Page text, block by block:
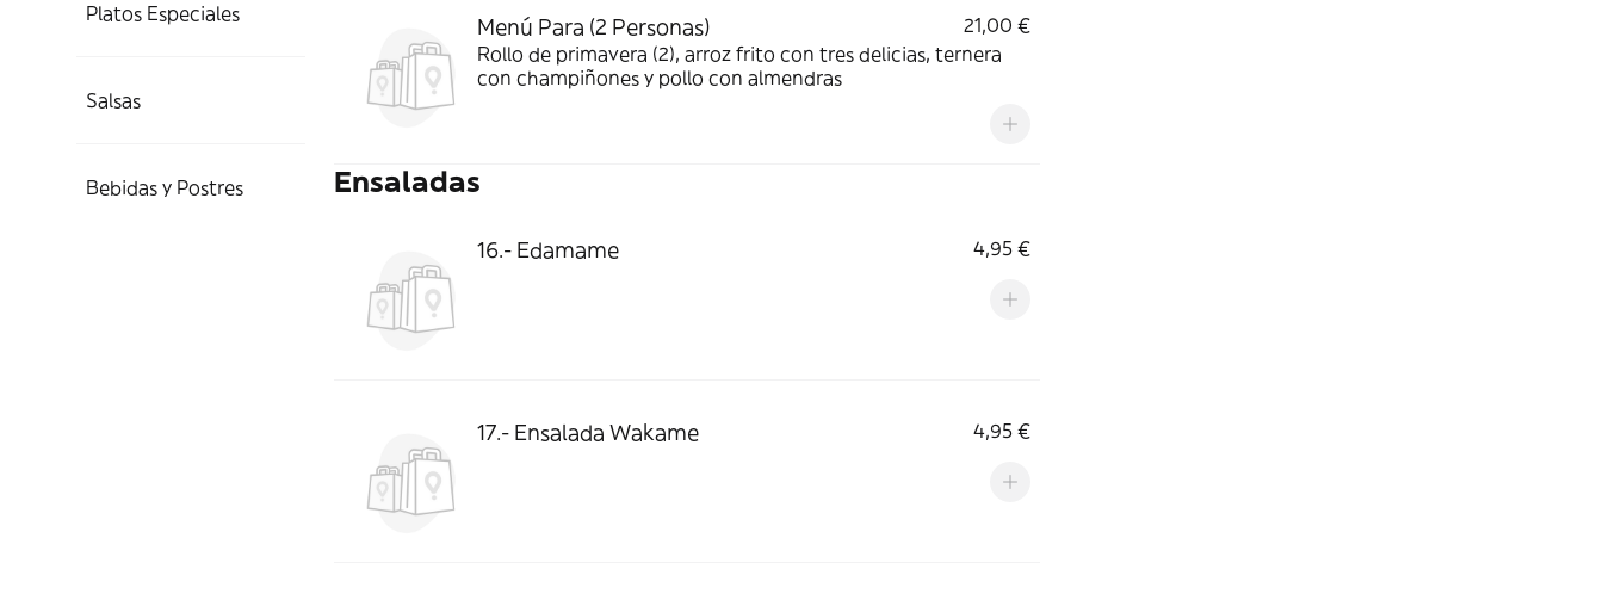
Platos Especiales
Salsas
Bebidas y Postres
Menú Para (2 Personas)
21,00 €
Rollo de primavera (2), arroz frito con tres delicias, ternera
con champiñones y pollo con almendras
Ensaladas
16.- Edamame 4,95 €
17.- Ensalada Wakame 4,95 €